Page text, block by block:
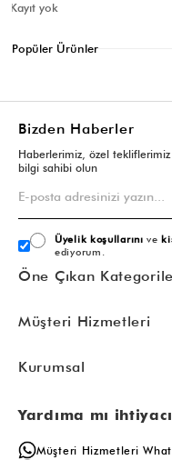
₺1.399,80
Sepette : ₺489,93
Bizden Haberler
Haberlerimiz, özel
bilgi sahibi olun
Üyelik koşullarını ve
ediyorum.
Öne Çıkan
Müşteri Hizmetleri
Kurumsal
Yardıma mı
Müşteri Hizmetleri
Kayıt yok
Popüler Ürünler